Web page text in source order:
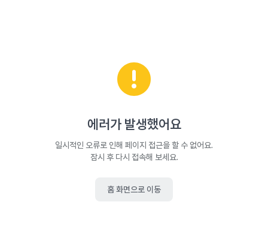
에러가 발생했어요
일시적인 오류로 인해 페이지 접근을 할 수 없어요.
잠시 후 다시 접속해 보세요.
홈 화면으로 이동